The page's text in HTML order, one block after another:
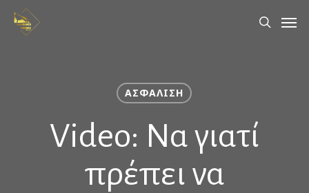
search
ΑΣΦΆΛΙΣΗ
Video: Να γιατί
πρέπει να